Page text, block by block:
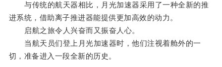
与传统的航天器相比，月光加速器采用了一种全新的推
进系统，借助离子推进器能提供更加高效的动力。
启航之旅令人兴奋而又振奋人心。
当航天员们登上月光加速器时，他们注视着舱外的一
切，准备进入一段全新的历史。